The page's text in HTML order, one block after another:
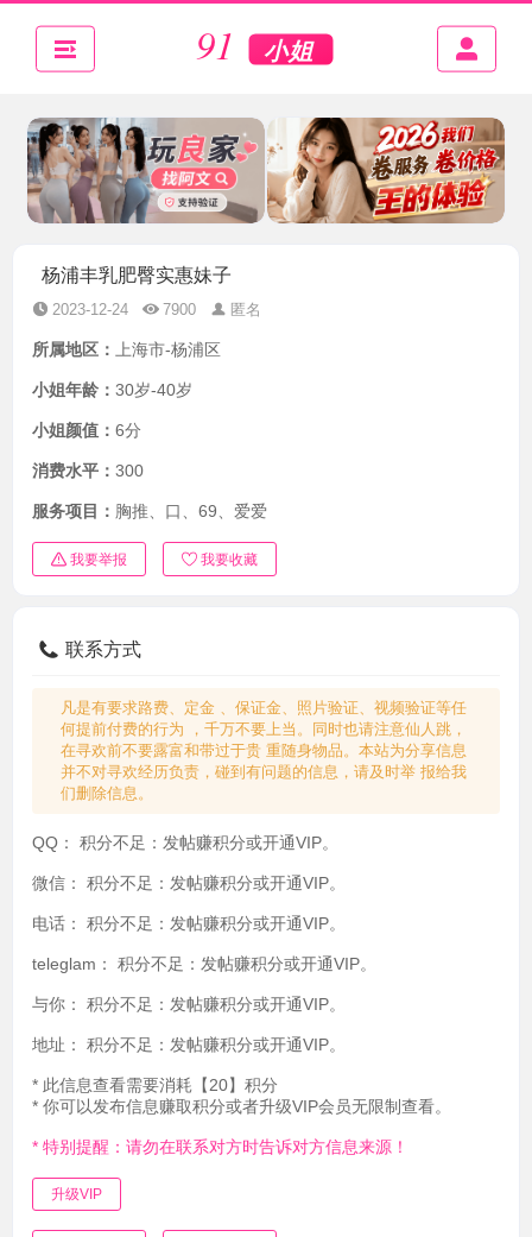
杨浦丰乳肥臀实惠妹子
2023-12-24 7900 匿名
所属地区： 上海市-杨浦区
小姐年龄： 30岁-40岁
小姐颜值： 6分
消费水平： 300
服务项目： 胸推、口、69、爱爱
我要举报 我要收藏
联系方式
凡是有要求路费、定金 、保证金、照片验证、视频验证等任
何提前付费的行为 ，千万不要上当。同时也请注意仙人跳，
在寻欢前不要露富和带过于贵 重随身物品。本站为分享信息
并不对寻欢经历负责，碰到有问题的信息，请及时举 报给我
们删除信息。
QQ： 积分不足：发帖赚积分或开通VIP。
微信： 积分不足：发帖赚积分或开通VIP。
电话： 积分不足：发帖赚积分或开通VIP。
teleglam： 积分不足：发帖赚积分或开通VIP。
与你： 积分不足：发帖赚积分或开通VIP。
地址： 积分不足：发帖赚积分或开通VIP。
* 此信息查看需要消耗【20】积分
* 你可以发布信息赚取积分或者升级VIP会员无限制查看。
* 特别提醒：请勿在联系对方时告诉对方信息来源！
升级VIP